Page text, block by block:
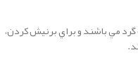
مي باشند و براي برنيش كردن،